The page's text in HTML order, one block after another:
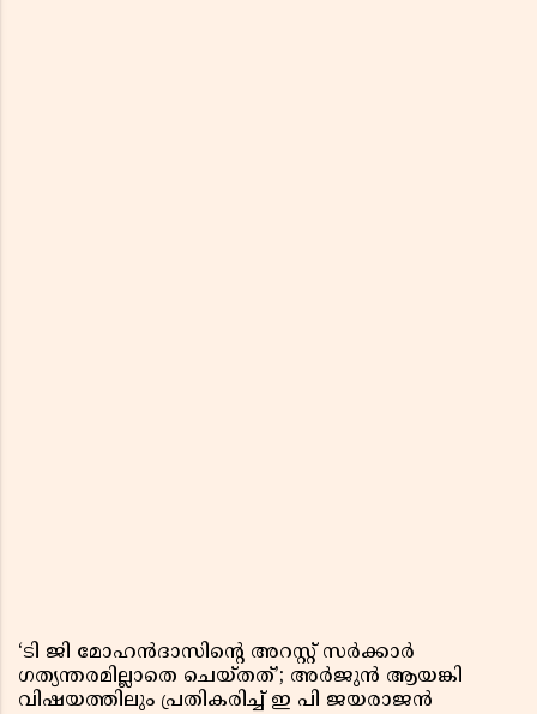
‘ടി ജി മോഹൻദാസിൻ്റെ അറസ്റ്റ് സർക്കാർ
ഗത്യന്തരമില്ലാതെ ചെയ്തത്’; അർജുൻ ആയങ്കി
വിഷയത്തിലും പ്രതികരിച്ച് ഇ പി ജയരാജൻ